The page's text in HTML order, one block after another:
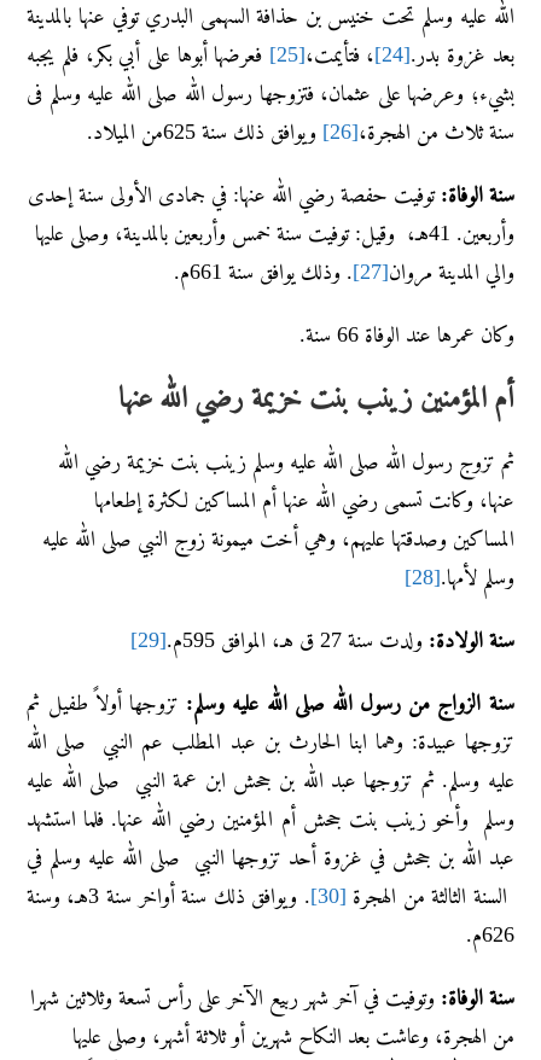
الله عليه وسلم تحت خنيس بن حذافة السهمى البدري توفي عنها بالمدينة
بعد غزوة بدر.[24] ، فتأيمت،[25]
فعرضها أبوها على أبي بكر، فلم يجبه
بشيء؛ وعرضها على عثمان، فتزوجها رسول الله صلى الله عليه وسلم فى
سنة ثلاث من الهجرة،[26] ويوافق ذلك سنة 625من الميلاد.
سنة الوفاة: توفيت حفصة رضي الله عنها: في جمادى الأولى سنة إحدى
وأربعين. 41هـ، وقيل: توفيت سنة خمس وأربعين بالمدينة، وصلى عليها
والي المدينة مروان[27] . وذلك يوافق سنة 661م.
وكان عمرها عند الوفاة 66 سنة.
أم المؤمنين زينب بنت خزيمة رضي الله عنها
ثم تزوج رسول الله صلى الله عليه وسلم زينب بنت خزيمة رضي الله
عنها، وكانت تسمى رضي الله عنها أم المساكين لكثرة إطعامها
المساكين وصدقتها عليهم، وهي أخت ميمونة زوج النبي صلى الله عليه
وسلم لأمها.[28]
سنة الولادة: ولدت سنة 27 ق هـ، الموافق 595م. [29]
سنة الزواج من رسول الله صلى الله عليه وسلم: تزوجها أولاً طفيل ثم
تزوجها عبيدة: وهما ابنا الحارث بن عبد المطلب عم النبي صلى الله
عليه وسلم. ثم تزوجها عبد الله بن جحش ابن عمة النبي صلى الله عليه
وسلم وأخو زينب بنت جحش أم المؤمنين رضي الله عنها. فلما استشهد
عبد الله بن جحش في غزوة أحد تزوجها النبي صلى الله عليه وسلم في
السنة الثالثة من الهجرة [30]
. ويوافق ذلك سنة أواخر سنة 3هـ، وسنة
626م.
سنة الوفاة: وتوفيت في آخر شهر ربيع الآخر على رأس تسعة وثلاثين شهرا
من الهجرة، وعاشت بعد النكاح شهرين أو ثلاثة أشهر، وصلى عليها